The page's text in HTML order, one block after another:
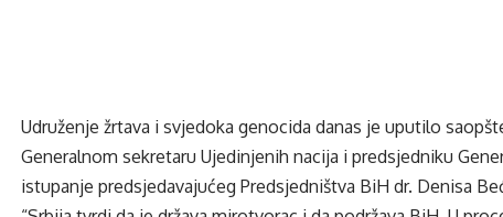
Udruženje žrtava i svjedoka genocida danas je uputilo
Generalnom sekretaru Ujedinjenih nacija i predsjedniku
istupanje predsjedavajućeg Predsjedništva BiH dr. Denisa